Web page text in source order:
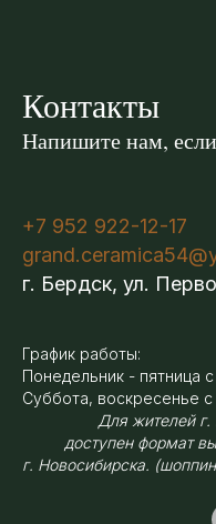
Контакты
Напишите нам,
+7 952 922-12-17
г. Бердск, ул.
График работы:
Понедельник - пятница
Суббота, воскресенье с
Для жителей г.
доступен формат
г. Новосибирска.